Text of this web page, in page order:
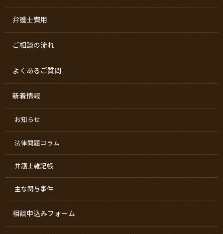
弁護士費用
ご相談の流れ
よくあるご質問
新着情報
お知らせ
法律問題コラム
弁護士雑記帳
主な関与事件
相談申込みフォーム